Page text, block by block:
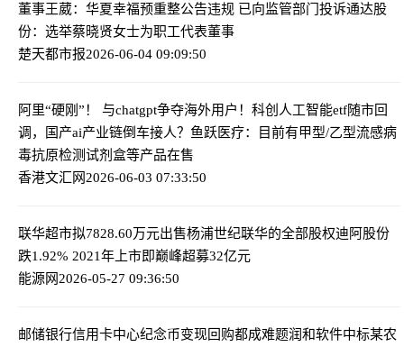
董事王葳：华夏幸福预重整公告违规 已向监管部门投诉通达股
份：选举蔡晓贤女士为职工代表董事
楚天都市报2026-06-04 09:09:50
阿里“硬刚”！ 与chatgpt争夺海外用户！科创人工智能etf随市回
调，国产ai产业链倒车接人？ 鱼跃医疗：目前有甲型/乙型流感病
毒抗原检测试剂盒等产品在售
香港文汇网2026-06-03 07:33:50
联华超市拟7828.60万元出售杨浦世纪联华的全部股权迪阿股份
跌1.92% 2021年上市即巅峰超募32亿元
能源网2026-05-27 09:36:50
邮储银行信用卡中心纪念币变现回购都成难题润和软件中标某农